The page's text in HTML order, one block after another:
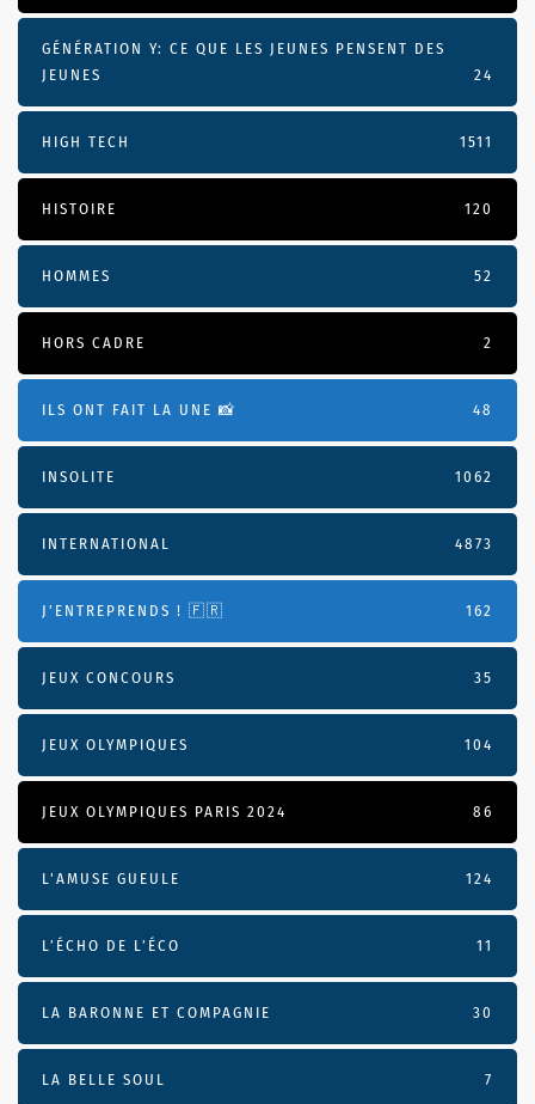
GÉNÉRATION Y: CE QUE LES JEUNES PENSENT DES
JEUNES
24
HIGH TECH 1511
HISTOIRE 120
HOMMES 52
HORS CADRE 2
ILS ONT FAIT LA UNE 📸 48
INSOLITE 1062
INTERNATIONAL 4873
J'ENTREPRENDS ! 🇫🇷 162
JEUX CONCOURS 35
JEUX OLYMPIQUES 104
JEUX OLYMPIQUES PARIS 2024 86
L'AMUSE GUEULE 124
L’ÉCHO DE L’ÉCO 11
LA BARONNE ET COMPAGNIE 30
LA BELLE SOUL 7